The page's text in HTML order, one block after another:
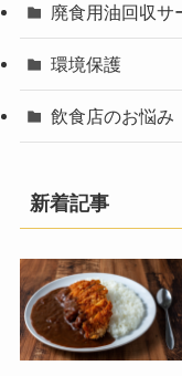
廃食用油回収サ
環境保護
飲食店のお悩み
新着記事